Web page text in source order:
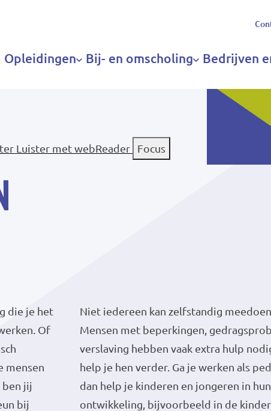
Hoofdnavigatie
Opleidingen Bij- en omscholing Bedrijven
Luister met webReader Focus
die je het
Of
mensen
ben jij
bij
Niet iedereen kan zelfstandig
Mensen met beperkingen,
verslaving hebben vaak extra hulp
help je hen verder. Ga je werken als
dan help je kinderen en jongeren in
ontwikkeling, bijvoorbeeld in de